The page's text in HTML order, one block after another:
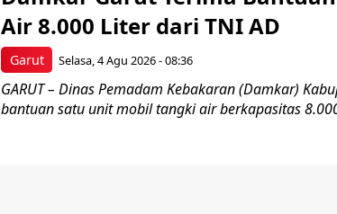
Garut
Air 8.000 Liter dari TNI AD
Selasa, 4 Agu 2026 - 08:36
GARUT – Dinas Pemadam Kebakaran (Damkar)
bantuan satu unit mobil tangki air berkapasitas